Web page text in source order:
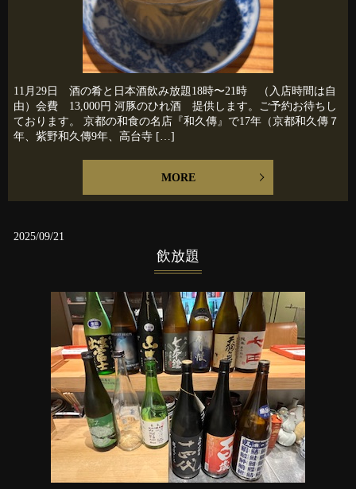
11月29日 酒の肴と日本酒飲み放題18時〜21時 （入店時間は自
由）会費 13,000円 河豚のひれ酒 提供します。ご予約お待ちし
ております。 京都の和食の名店『和久傳』で17年（京都和久傳７
年、紫野和久傳9年、高台寺 […]
MORE
2025/09/21
飲放題